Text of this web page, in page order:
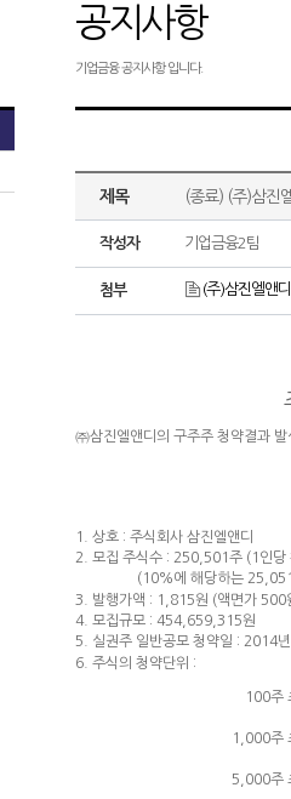
공지사항
기업금융 공지사항 입니다.
제목 (종료) (주)삼진
작성자 기업금융2팀
첨부 (주)삼진엘앤
㈜삼진엘앤디의 구주주 청약결과
1. 상호 : 주식회사 삼진엘앤디
2. 모집 주식수 : 250,501주 (1인
(10%에 해당하는 25,051주는
3. 발행가액 : 1,815원 (액면가 500
4. 모집규모 : 454,659,315원
5. 실권주 일반공모 청약일 : 2014
6. 주식의 청약단위 :
100주
1,000주
5,000주